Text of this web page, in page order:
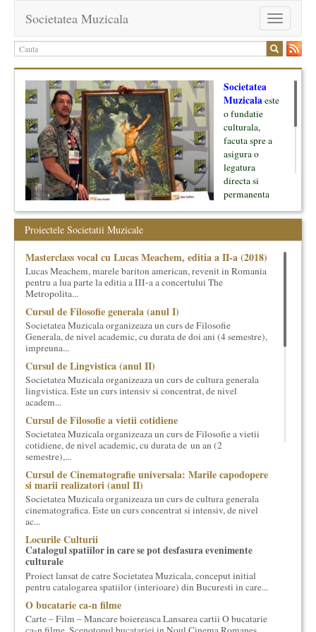
Toggle
navigation
Societatea Muzicala
Societatea
Muzicalaeste
o fundatie
culturala,
facuta spre a
asigura o
legatura
directa si
permanenta
oamenii ei, pe
inceput cu muzica clasica - si de aici numele -, insa acum
dezvoltam proiecte si in alte domenii ale culturii.
Facem management cultural, dezvoltam si administram proiecte
proprii sau preluate, modele si sisteme de finantare, marketing
cultural si consultanta. Organizam concursuri, concerte si
evenimente culturale, private sau publice, tinem cursuri de
cultura generala muzicala, teatrala, filosofica si de alte feluri.
Cuvinte in plus despre proiect, despre cei care il administreaza si
cei care il finantateaza sunt in rubricile de mai jos.
Proiectele Societatii Muzicale
Masterclass vocal cu Lucas Meachem, editia a II-a (2018)
Lucas Meachem, marele bariton american, revenit in Romania
pentru a lua parte la editia a III-a a concertului The
Metropolita...
Cursul de Filosofie generala (anul I)
Societatea Muzicala organizeaza un curs de Filosofie
Generala, de nivel academic, cu durata de doi ani (4 semestre),
impreuna...
Cursul de Lingvistica (anul II)
Societatea Muzicala organizeaza un curs de cultura generala
lingvistica. Este un curs intensiv si concentrat, de nivel
academ...
Cursul de Filosofie a vietii cotidiene
Societatea Muzicala organizeaza un curs de Filosofie a vietii
cotidiene, de nivel academic, cu durata de un an (2
semestre),...
Cursul de Cinematografie universala: Marile capodopere
si marii realizatori (anul II)
Societatea Muzicala organizeaza un curs de cultura generala
cinematografica. Este un curs concentrat si intensiv, de nivel
ac...
Locurile Culturii
Catalogul spatiilor in care se pot desfasura evenimente
culturale
Proiect lansat de catre Societatea Muzicala, conceput initial
pentru catalogarea spatiilor (interioare) din Bucuresti in care...
O bucatarie ca-n filme
Carte – Film – Mancare boiereasca Lansarea cartii O bucatarie